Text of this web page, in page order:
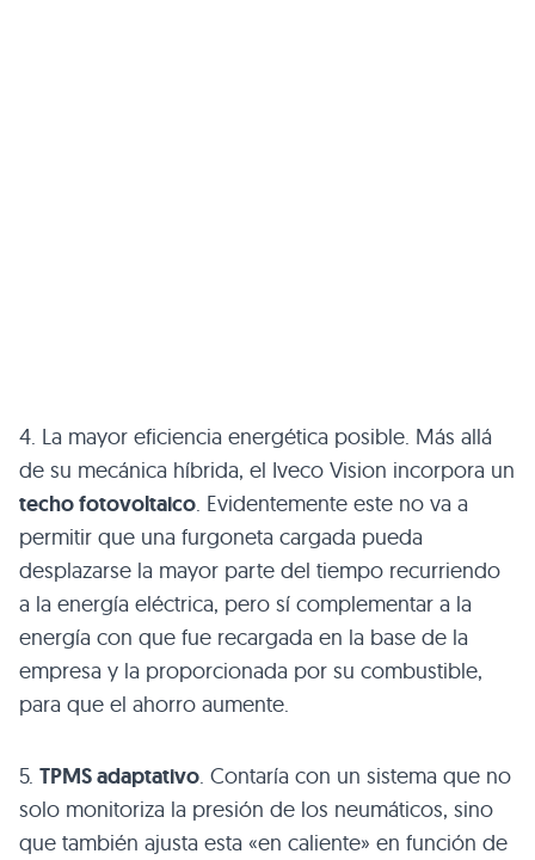
4. La mayor eficiencia energética posible. Más allá
de su mecánica híbrida, el Iveco Vision incorpora un
techo fotovoltaico . Evidentemente este no va a
permitir que una furgoneta cargada pueda
desplazarse la mayor parte del tiempo recurriendo
a la energía eléctrica, pero sí complementar a la
energía con que fue recargada en la base de la
empresa y la proporcionada por su combustible,
para que el ahorro aumente.
5. TPMS adaptativo . Contaría con un sistema que no
solo monitoriza la presión de los neumáticos, sino
que también ajusta esta «en caliente» en función de